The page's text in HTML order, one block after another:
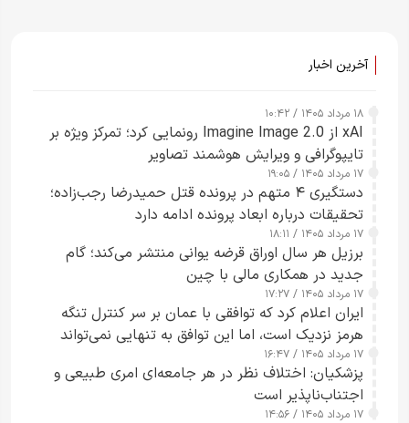
آخرین اخبار
۱۸ مرداد ۱۴۰۵ / ۱۰:۴۲
xAI از Imagine Image 2.0 رونمایی کرد؛ تمرکز ویژه بر
تایپوگرافی و ویرایش هوشمند تصاویر
۱۷ مرداد ۱۴۰۵ / ۱۹:۰۵
دستگیری ۴ متهم در پرونده قتل حمیدرضا رجب‌زاده؛
تحقیقات درباره ابعاد پرونده ادامه دارد
۱۷ مرداد ۱۴۰۵ / ۱۸:۱۱
برزیل هر سال اوراق قرضه یوانی منتشر می‌کند؛ گام
جدید در همکاری مالی با چین
۱۷ مرداد ۱۴۰۵ / ۱۷:۲۷
ایران اعلام کرد که توافقی با عمان بر سر کنترل تنگه
هرمز نزدیک است، اما این توافق به تنهایی نمی‌تواند
آبراه را آزاد کند
۱۷ مرداد ۱۴۰۵ / ۱۶:۴۷
پزشکیان: اختلاف نظر در هر جامعه‌ای امری طبیعی و
اجتناب‌ناپذیر است
۱۷ مرداد ۱۴۰۵ / ۱۴:۵۶